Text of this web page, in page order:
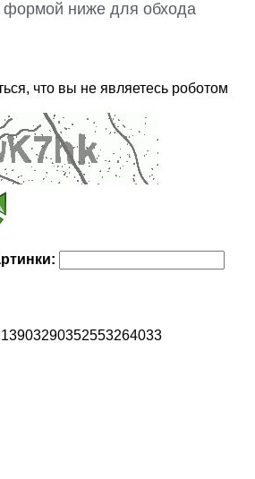
формой ниже для обхода
что вы не являетесь роботом